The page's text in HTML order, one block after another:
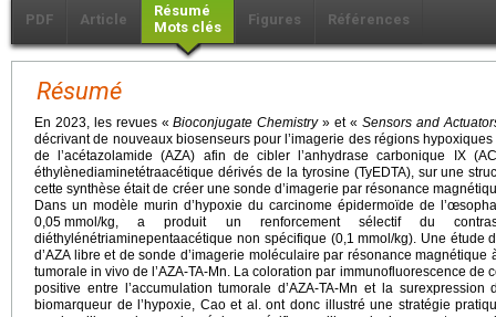
PDF Article
Résumé
Mots clés
Figures Références
Résumé
En 2023, les revues «Bioconjugate Chemistry» et « Sensors and
décrivant de nouveaux biosenseurs pour l’imagerie des régions
de l’acétazolamide (AZA) afin de cibler l’anhydrase carbonique IX
éthylènediaminetétraacétique dérivés de la tyrosine (TyEDTA), sur une
cette synthèse était de créer une sonde d’imagerie par résonance
Dans un modèle murin d’hypoxie du carcinome épidermoïde de
0,05 mmol/kg, a produit un renforcement sélectif du
diéthylénétriaminepentaacétique non spécifique (0,1 mmol/kg). Une étude
d’AZA libre et de sonde d’imagerie moléculaire par résonance
tumorale in vivo de l’AZA-TA-Mn. La coloration par immunofluorescence de
positive entre l’accumulation tumorale d’AZA-TA-Mn et la
biomarqueur de l’hypoxie, Cao et al. ont donc illustré une stratégie